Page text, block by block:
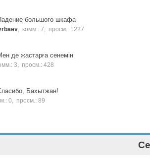
большого шкафа
комм.: 7 просм.: 1227
де жастарға сенемін
3 просм.: 428
Бахытжан!
0 просм.: 89